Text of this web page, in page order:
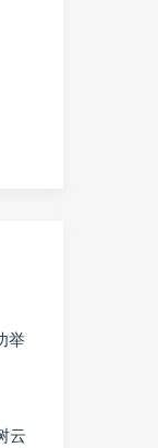
举
云